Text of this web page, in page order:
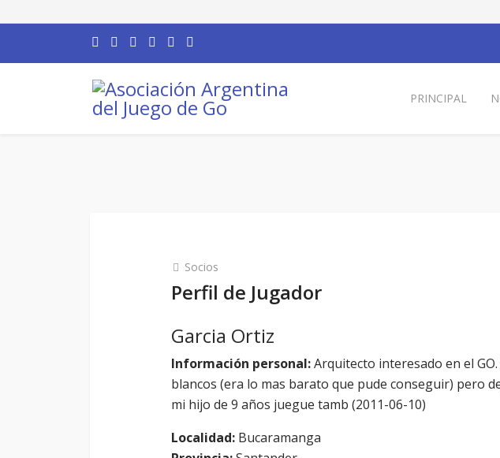
PRINCIPAL
Socios
Perfil de Jugador
Garcia Ortiz
Información personal:Arquitecto interesado en el
blancos (era lo mas barato que pude conseguir) pero
mi hijo de 9 años juegue tamb (2011-06-10)
Localidad: Bucaramanga